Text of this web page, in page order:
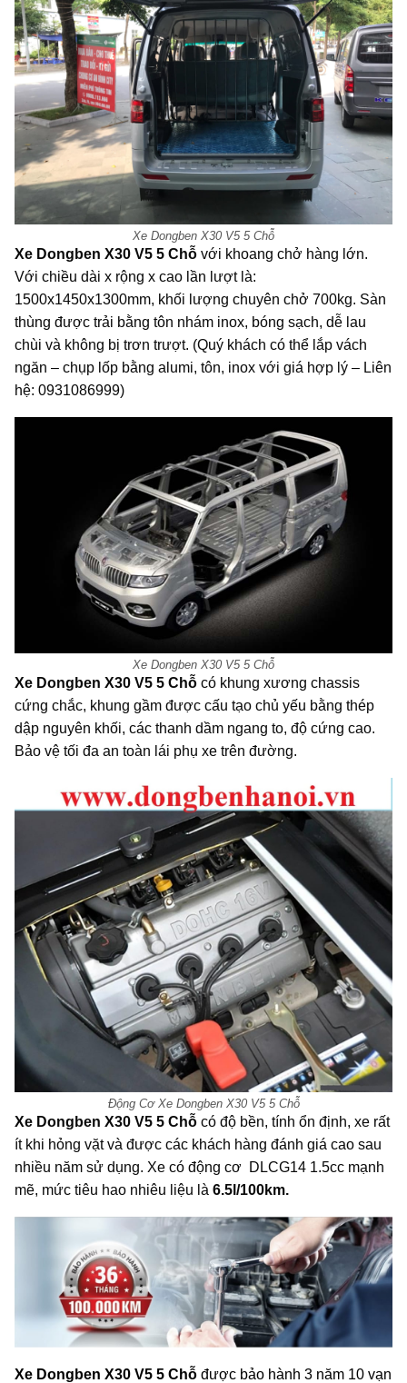
Xe Dongben X30 V5 5 Chỗ
Xe Dongben X30 V5 5 Chỗ với khoang chở hàng lớn.
Với chiều dài x rộng x cao lần lượt là:
1500x1450x1300mm, khối lượng chuyên chở 700kg. Sàn
thùng được trải bằng tôn nhám inox, bóng sạch, dễ lau
chùi và không bị trơn trượt. (Quý khách có thể lắp vách
ngăn – chụp lốp bằng alumi, tôn, inox với giá hợp lý – Liên
hệ: 0931086999)
Xe Dongben X30 V5 5 Chỗ
Xe Dongben X30 V5 5 Chỗ có khung xương chassis
cứng chắc, khung gầm được cấu tạo chủ yếu bằng thép
dập nguyên khối, các thanh dầm ngang to, độ cứng cao.
Bảo vệ tối đa an toàn lái phụ xe trên đường.
Động Cơ Xe Dongben X30 V5 5 Chỗ
Xe Dongben X30 V5 5 Chỗ có độ bền, tính ổn định, xe rất
ít khi hỏng vặt và được các khách hàng đánh giá cao sau
nhiều năm sử dụng. Xe có động cơ DLCG14 1.5cc mạnh
mẽ, mức tiêu hao nhiêu liệu là 6.5l/100km.
Xe Dongben X30 V5 5 Chỗ được bảo hành 3 năm 10 vạn